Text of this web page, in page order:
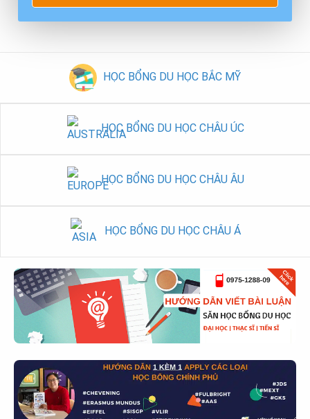
HỌC BỔNG DU HỌC BẮC MỸ
HỌC BỔNG DU HỌC CHÂU ÚC
HỌC BỔNG DU HỌC CHÂU ÂU
HỌC BỔNG DU HỌC CHÂU Á